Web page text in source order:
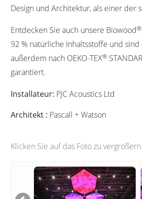
Design und Architektur, als einer der
Entdecken Sie auch unsere Biowood®
92 % natürliche Inhaltsstoffe und
außerdem nach OEKO-TEX®
garantiert.
Installateur: PJC Acoustics Ltd
Architekt : Pascall + Watson
Klicken Sie auf das Foto zu vergrößern